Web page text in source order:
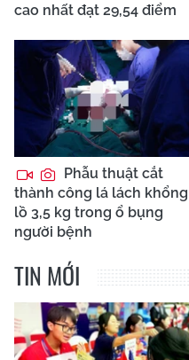
cao nhất đạt 29,54 điểm
Phẫu thuật cắt
thành công lá lách khổng
lồ 3,5 kg trong ổ bụng
người bệnh
TIN MỚI